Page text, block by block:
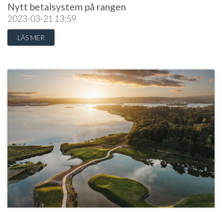
Nytt betalsystem på rangen
2023-03-21 13:59
LÄS MER